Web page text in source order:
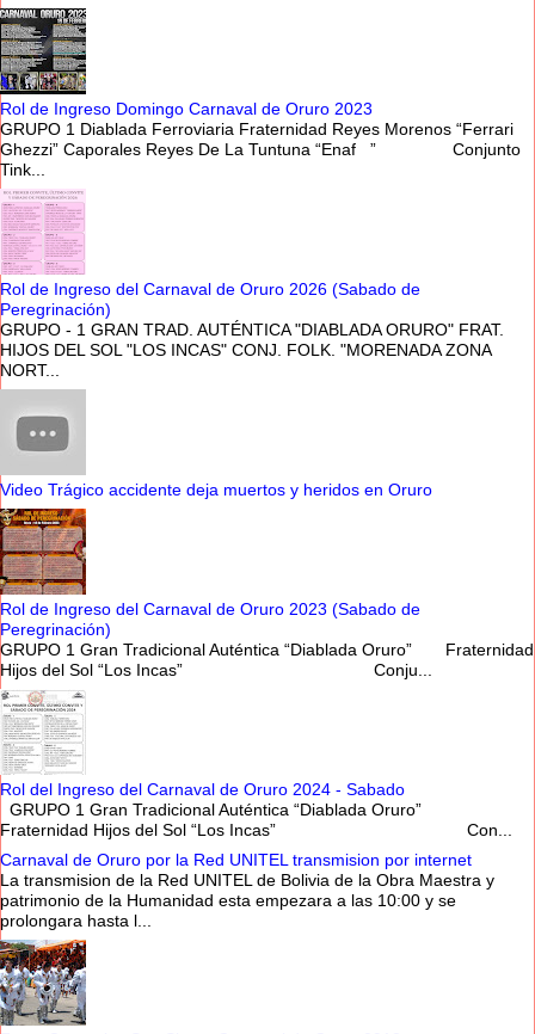
Rol de Ingreso Domingo Carnaval de Oruro 2023
GRUPO 1 Diablada Ferroviaria Fraternidad Reyes Morenos “Ferrari
Ghezzi” Caporales Reyes De La Tuntuna “Enaf ” Conjunto
Tink...
Rol de Ingreso del Carnaval de Oruro 2026 (Sabado de
Peregrinación)
GRUPO - 1 GRAN TRAD. AUTÉNTICA "DIABLADA ORURO" FRAT.
HIJOS DEL SOL "LOS INCAS" CONJ. FOLK. "MORENADA ZONA
NORT...
Video Trágico accidente deja muertos y heridos en Oruro
Rol de Ingreso del Carnaval de Oruro 2023 (Sabado de
Peregrinación)
GRUPO 1 Gran Tradicional Auténtica “Diablada Oruro” Fraternidad
Hijos del Sol “Los Incas” Conju...
Rol del Ingreso del Carnaval de Oruro 2024 - Sabado
GRUPO 1 Gran Tradicional Auténtica “Diablada Oruro”
Fraternidad Hijos del Sol “Los Incas” Con...
Carnaval de Oruro por la Red UNITEL transmision por internet
La transmision de la Red UNITEL de Bolivia de la Obra Maestra y
patrimonio de la Humanidad esta empezara a las 10:00 y se
prolongara hasta l...